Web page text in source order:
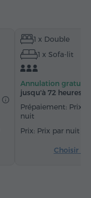
Bidet
Salon
Téléphone
Chaînes satellite
Eau embouteillée
1 x Double
1 x Sofa-lit
Annulation gratuite:
jusqu'à 72 heures
Prépaiement: Prix
nuit
Prix par nuit
Choisir